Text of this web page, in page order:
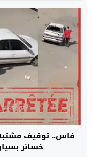
فاس.. توقيف
خسائر